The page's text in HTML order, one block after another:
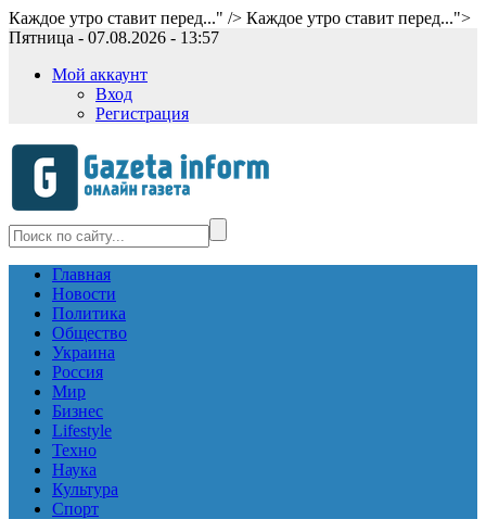
Каждое утро ставит перед..." /> Каждое утро ставит перед...">
Пятница - 07.08.2026 - 13:57
Мой аккаунт
Вход
Регистрация
Главная
Новости
Политика
Общество
Украина
Россия
Мир
Бизнес
Lifestyle
Техно
Наука
Культура
Спорт